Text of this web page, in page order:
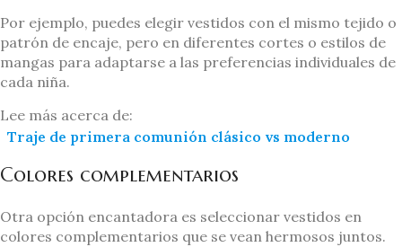
Por ejemplo, puedes elegir vestidos con el mismo tejido o
patrón de encaje, pero en diferentes cortes o estilos de
mangas para adaptarse a las preferencias individuales de
cada niña.
Lee más acerca de:
Traje de primera comunión clásico vs moderno
Colores complementarios
Otra opción encantadora es seleccionar vestidos en
colores complementarios que se vean hermosos juntos.